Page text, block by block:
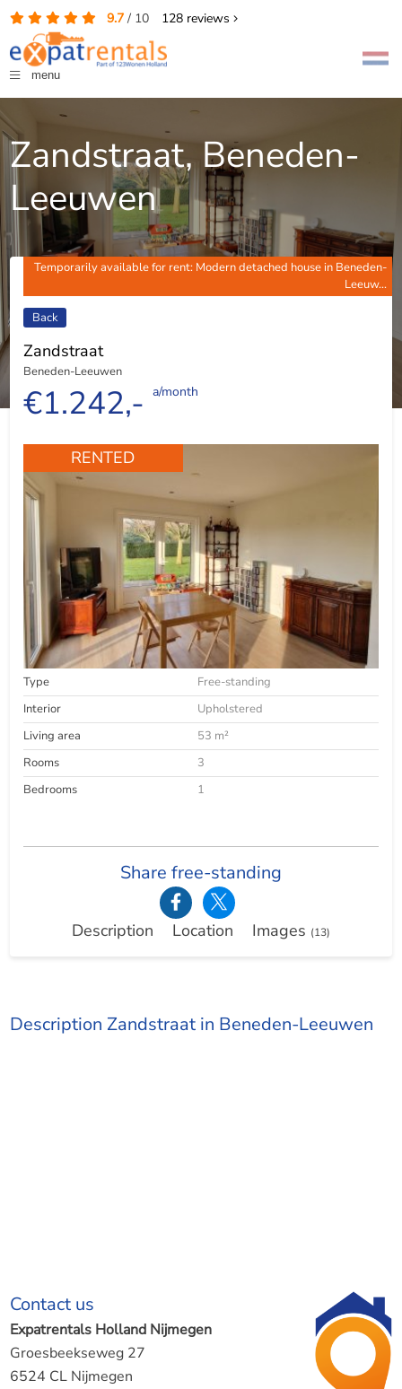
9.7/ 10 128reviews
menu
Zandstraat, Beneden-
Leeuwen
Temporarily available for rent: Modern detached house in Beneden-
Leeuw...
Back
Zandstraat
Beneden-Leeuwen
€1.242,- a/month
RENTED
Type
Free-standing
Interior
Upholstered
Living area
53 m²
Rooms
3
Bedrooms
1
Share free-standing
Description Location Images (13)
Description Zandstraat in Beneden-Leeuwen
Contact us
Expatrentals Holland Nijmegen
Groesbeekseweg 27
6524 CL Nijmegen